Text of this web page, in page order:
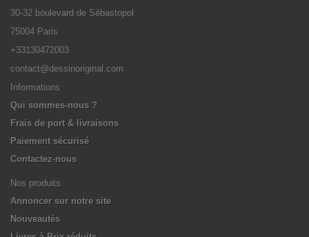
30-32 boulevard de Sébastopol
75004 Paris
+33130472003
contact@dessinoriginal.com
Informations
Qui sommes-nous ?
Frais de port & livraisons
Paiement sécurisé
Contactez-nous
Nos produits
Annoncer sur notre site
Nouveautés